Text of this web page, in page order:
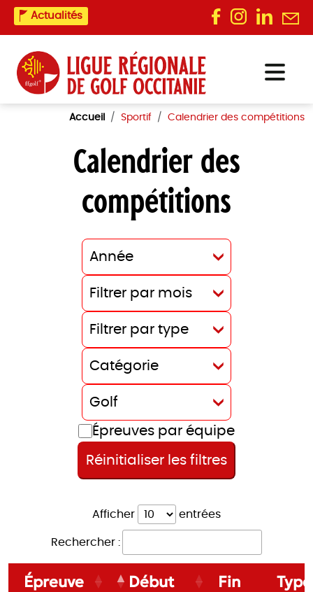
Actualités
Accueil Sportif Calendrier des compétitions
Calendrier des
compétitions
Année
Filtrer par mois
Filtrer par type
Catégorie
Golf
Épreuves par équipe
Réinitialiser les filtres
Afficher entrées
Rechercher :
Épreuve Début Fin Type